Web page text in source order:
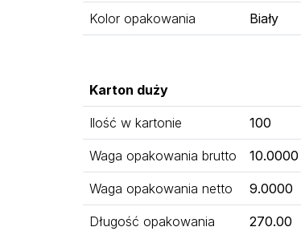
Kolor opakowania Biały
Karton duży
Ilość w kartonie 100
Waga opakowania brutto 10.0000
Waga opakowania netto 9.0000
Długość opakowania 270.00